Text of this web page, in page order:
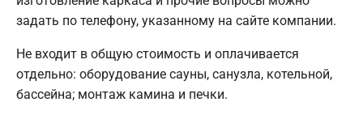
задать по телефону, указанному на сайте компании.
Не входит в общую стоимость и оплачивается
отдельно: оборудование сауны, санузла, котельной,
бассейна; монтаж камина и печки.